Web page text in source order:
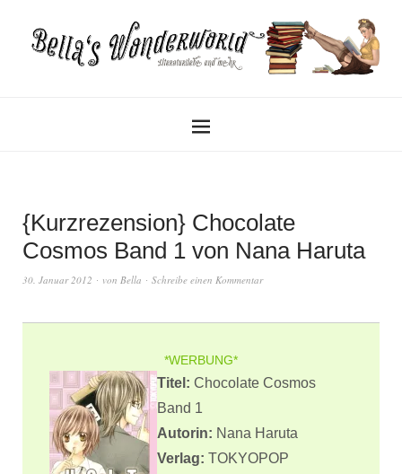
{Kurzrezension} Chocolate
Cosmos Band 1 von Nana Haruta
30. Januar 2012 von Bella Schreibe einen Kommentar
*WERBUNG*
Titel: Chocolate Cosmos
Band 1
Autorin: Nana Haruta
Verlag: TOKYOPOP